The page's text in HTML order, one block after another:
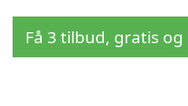
Få 3 tilbud, gratis